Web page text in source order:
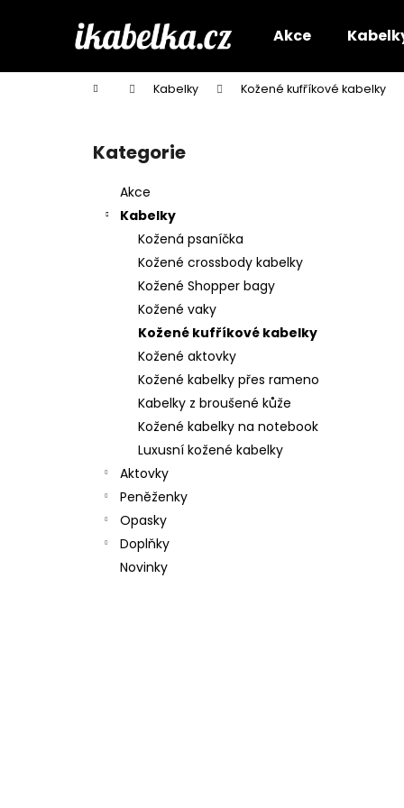
Akce
Domů Kabelky Kožené kufříkové kabelky
Přeskočit
kategorie
Kategorie
Akce
Kabelky
Kožená psaníčka
Kožené crossbody kabelky
Kožené Shopper bagy
Kožené vaky
Kožené kufříkové kabelky
Kožené aktovky
Kožené kabelky přes rameno
Kabelky z broušené kůže
Kožené kabelky na notebook
Luxusní kožené kabelky
Aktovky
Peněženky
Opasky
Doplňky
Novinky
í
Zpět
do
Zpět
do